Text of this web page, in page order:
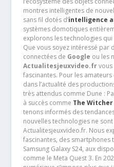
montres intelligentes de
sans fil dotés d’intelligence
systèmes domotiques
explorons les technologies
Que vous soyez intéressé par
connectées de Google ou les
Actualitesjeuxvideo.frvous
fascinantes. Pour les
dans l’actualité des
très attendus comme Dune :
à succès comme The Witcher
tenons informés des
nouvelles technologies ne
Actualitesjeuxvideo.fr. Nous
fascinantes, des smartphones
Samsung Galaxy S24, aux
comme le Meta Quest 3. En